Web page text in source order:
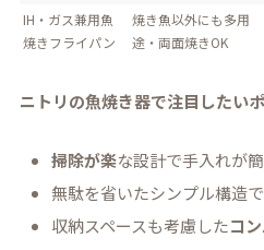
IH・ガス兼用魚
焼きフライパン
焼き魚以外にも多用
途・両面焼きOK
ニトリの魚焼き器で注目したい
掃除が楽な設計で手入れが
無駄を省いたシンプル構造で
収納スペースも考慮したコ